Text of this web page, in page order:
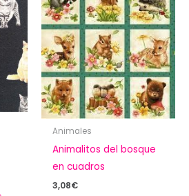
Animales
Animalitos del bosque
en cuadros
3,08€